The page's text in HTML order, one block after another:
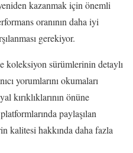
kazanmak için önemli
oranının daha iyi
gerekiyor.
koleksiyon sürümlerinin detaylı
yorumlarını okumaları
kırıklıklarının önüne
paylaşılan
kalitesi hakkında daha fazla